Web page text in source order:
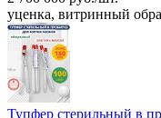
уценка, витринный
Тупфер стерильный в